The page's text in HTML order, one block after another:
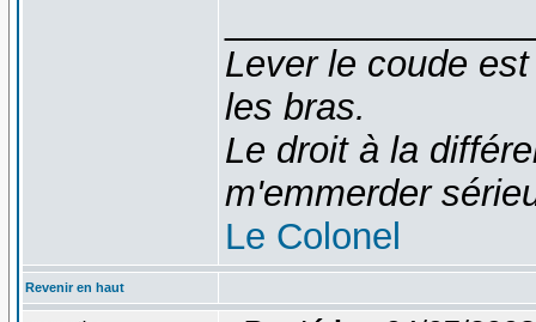
Lever le coude
les bras.
Le droit à la
m'emmerder
Le Colonel
Revenir en haut